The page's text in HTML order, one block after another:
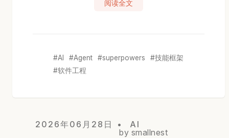
阅读全文
AI Agent superpowers
技能框架
软件工程
2026年06月28日
AI
by smallnest